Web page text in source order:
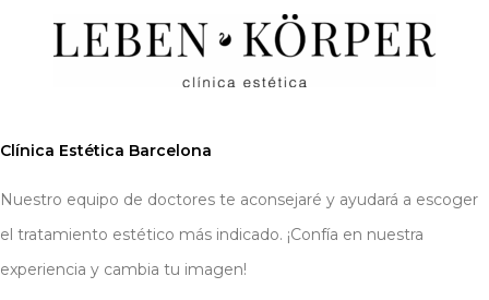
Clínica Estética Barcelona
Nuestro equipo de doctores te aconsejaré y ayudará a escoger
el tratamiento estético más indicado. ¡Confía en nuestra
experiencia y cambia tu imagen!